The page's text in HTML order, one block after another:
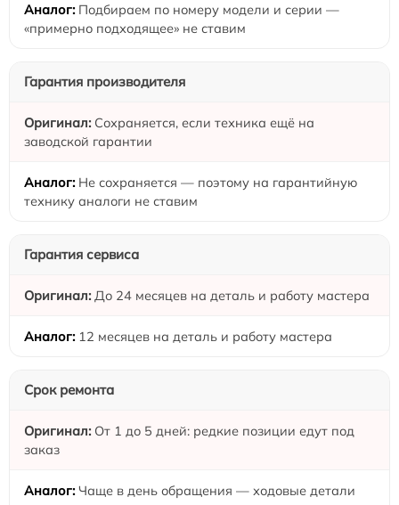
Подбираем по номеру модели и серии —
«примерно подходящее» не ставим
Гарантия производителя
Сохраняется, если техника ещё на
заводской гарантии
Не сохраняется — поэтому на гарантийную
технику аналоги не ставим
Гарантия сервиса
До 24 месяцев на деталь и работу мастера
12 месяцев на деталь и работу мастера
Срок ремонта
От 1 до 5 дней: редкие позиции едут под
заказ
Чаще в день обращения — ходовые детали